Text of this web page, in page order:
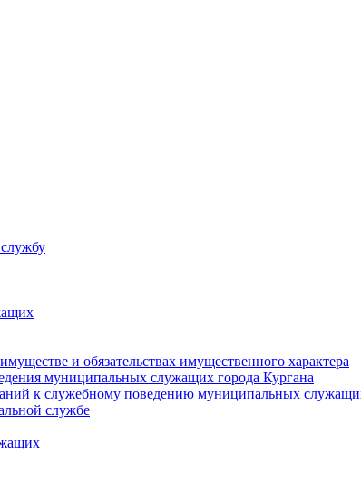
и обязательствах имущественного характера
муниципальных служащих города Кургана
к служебному поведению муниципальных
службе